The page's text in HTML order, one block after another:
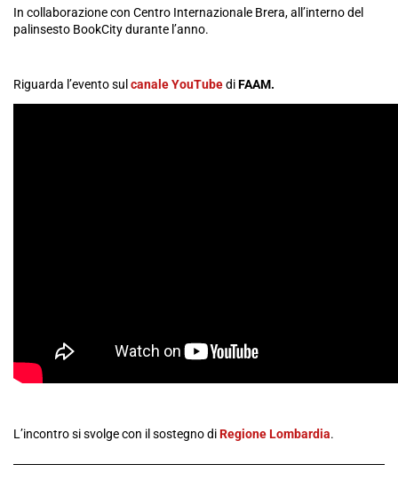
In collaborazione con Centro Internazionale Brera, all’interno del
palinsesto BookCity durante l’anno.
Riguarda l’evento sulcanale YouTubediFAAM.
L’incontro si svolge con il sostegno diRegione Lombardia.